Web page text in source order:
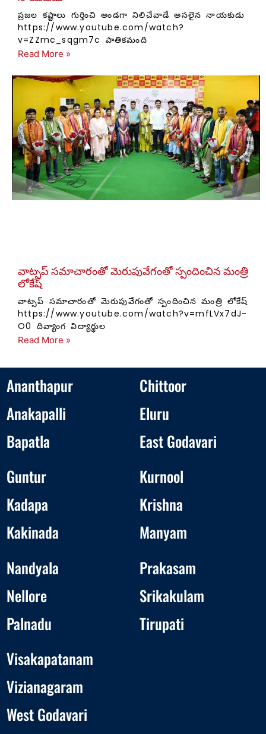
ప్రజల కష్టాలు గుర్తించి అండగా నిలిచేవాడే అసలైన నాయకుడు
https://www.youtube.com/watch?
v=ZZmc_sqgm7c పాతికమంది
Read More »
వాట్సప్ సమాచారంతో మెరుపువేగంతో స్పందించిన మంత్రి
లోకేష్
వాట్సప్ సమాచారంతో మెరుపువేగంతో స్పందించిన మంత్రి లోకేష్
https://www.youtube.com/watch?v=mfLVx7dJ-
O0 దివ్యాంగ విద్యార్థుల
Read More »
Ananthapur
Anakapalli
Bapatla
Chittoor
Eluru
East Godavari
Guntur
Kadapa
Kakinada
Kurnool
Krishna
Manyam
Nandyala
Nellore
Palnadu
Prakasam
Srikakulam
Tirupati
Visakapatanam
Vizianagaram
West Godavari